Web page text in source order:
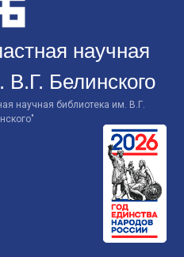
научная
Белинского
научная библиотека им. В.Г.